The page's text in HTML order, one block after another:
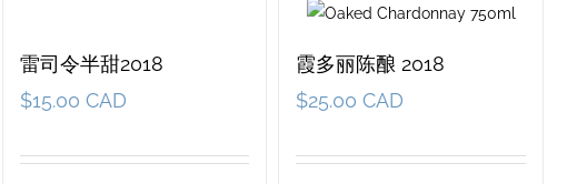
雷司令半甜2018
$15.00 CAD
霞多丽陈酿 2018
$25.00 CAD